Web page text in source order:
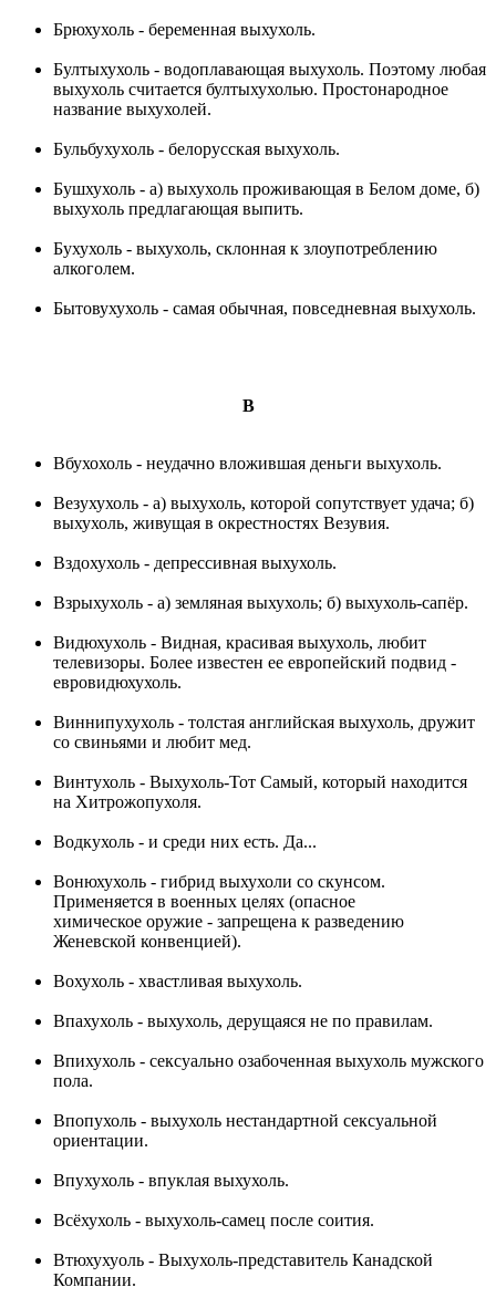
Брюхухоль - беременная выхухоль.
Бултыхухоль - водоплавающая выхухоль. Поэтому любая
выхухоль считается бултыхухолью. Простонародное
название выхухолей.
Бульбухухоль - белорусская выхухоль.
Бушхухоль - а) выхухоль проживающая в Белом доме, б)
выхухоль предлагающая выпить.
Бухухоль - выхухоль, склонная к злоупотреблению
алкоголем.
Бытовухухоль - самая обычная, повседневная выхухоль.
В
Вбухохоль - неудачно вложившая деньги выхухоль.
Везухухоль - а) выхухоль, которой сопутствует удача; б)
выхухоль, живущая в окрестностях Везувия.
Вздохухоль - депрессивная выхухоль.
Взрыхухоль - а) земляная выхухоль; б) выхухоль-сапёр.
Видюхухоль - Видная, красивая выхухоль, любит
телевизоры. Более известен ее европейский подвид -
евровидюхухоль.
Виннипухухоль - толстая английская выхухоль, дружит
со свиньями и любит мед.
Винтухоль - Выхухоль-Тот Самый, который находится
на Хитрожопухоля.
Водкухоль - и среди них есть. Да...
Вонюхухоль - гибрид выхухоли со скунсом.
Применяется в военных целях (опасное
химическое оружие - запрещена к разведению
Женевской конвенцией).
Вохухоль - хвастливая выхухоль.
Впахухоль - выхухоль, дерущаяся не по правилам.
Впихухоль - сексуально озабоченная выхухоль мужского
пола.
Впопухоль - выхухоль нестандартной сексуальной
ориентации.
Впухухоль - впуклая выхухоль.
Всёхухоль - выхухоль-самец после соития.
Втюхухуоль - Выхухоль-представитель Канадской
Компании.